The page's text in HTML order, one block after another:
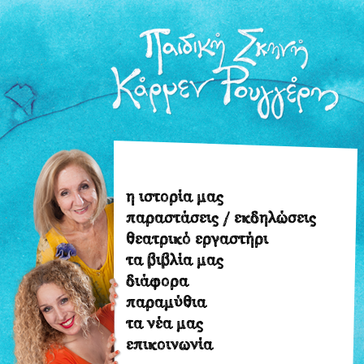
η ιστορία μας
παραστάσεις / εκδηλώσεις
θεατρικό εργαστήρι
τα βιβλία μας
διάφορα
παραμύθια
τα νέα μας
επικοινωνία
η
ιστορία
μας
παραστάσεις
/
εκδηλώσεις
θεατρικό
εργαστήρι